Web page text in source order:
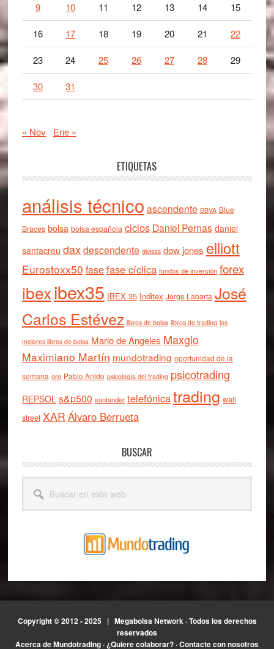
9 10 11 12 13 14 15
16 17 18 19 20 21 22
23 24 25 26 27 28 29
30 31
« Nov Ene »
ETIQUETAS
análisis técnico ascendente BBVA Blue
Braces bolsa bolsa española ciclos Daniel Pernas daniel
santacreu daxdescendente divisas dow jones elliott
Eurostoxx50 fasefase cíclica fondos de inversión forex
ibexibex35 IBEX 35 Inditex Jorge Labarta José
Carlos Estévez libros de bolsa libros de trading los
mejores libros de bolsa Mario de Angeles Maxglo
Maximiano Martín mundotrading oportunidad de la
semana oro Pablo Anido psicología del trading psicotrading
REPSOL s&p500 santander telefónicatrading wall
street XAR Álvaro Berrueta
BUSCAR
esta
Copyright © 2012 - 2025 | Megabolsa Network· Todos los derechos
reservados
Acerca de Mundotrading ·¿Quiere colaborar? ·Contacte con nosotros